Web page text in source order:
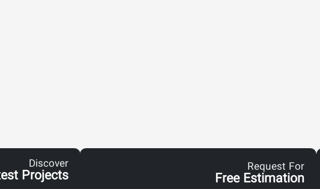
Request For
Free Estimation
Discover
Projects